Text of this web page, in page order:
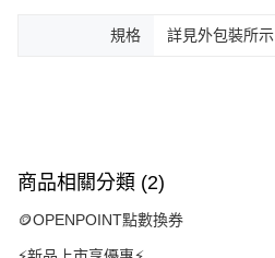
規格 詳見外包裝所示
商品相關分類 (2)
🪙OPENPOINT點數換券